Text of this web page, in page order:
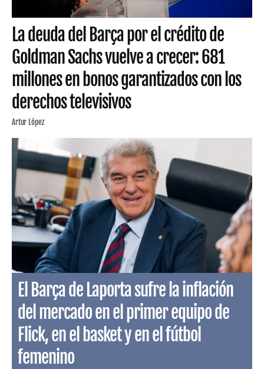
La deuda del Barça por el crédito de
Goldman Sachs vuelve a crecer: 681
millones en bonos garantizados con los
derechos televisivos
Artur López
El Barça de Laporta sufre la inflación
del mercado en el primer equipo de
Flick, en el basket y en el fútbol
femenino